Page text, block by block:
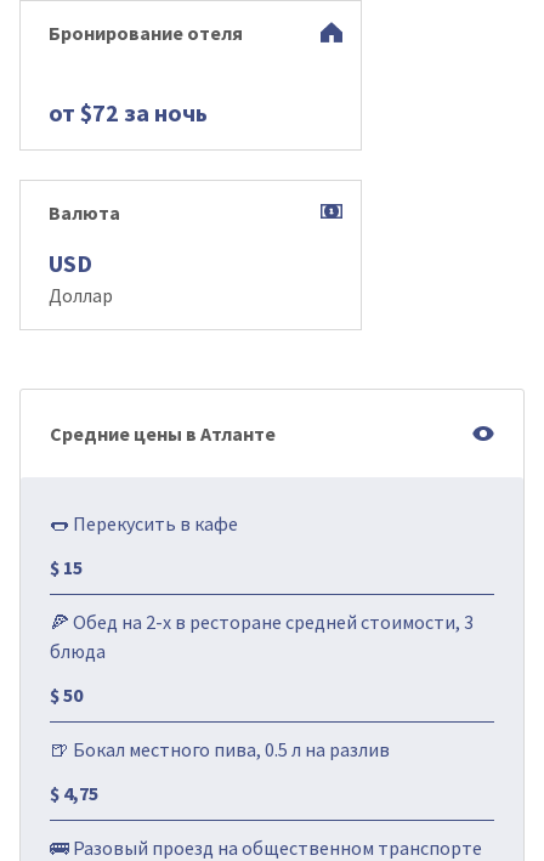
Бронирование отеля
от $72 за ночь
Валюта
USD
Доллар
Средние цены в Атланте
🌭 Перекусить в кафе
$ 15
🍕 Обед на 2-х в ресторане средней стоимости, 3
блюда
$ 50
🍺 Бокал местного пива, 0.5 л на разлив
$ 4,75
🚌 Разовый проезд на общественном транспорте